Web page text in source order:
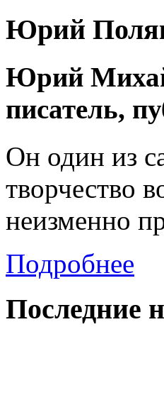
Юрий
Юрий
писатель,
Он один из
творчество
неизменно
Подробнее
Последние